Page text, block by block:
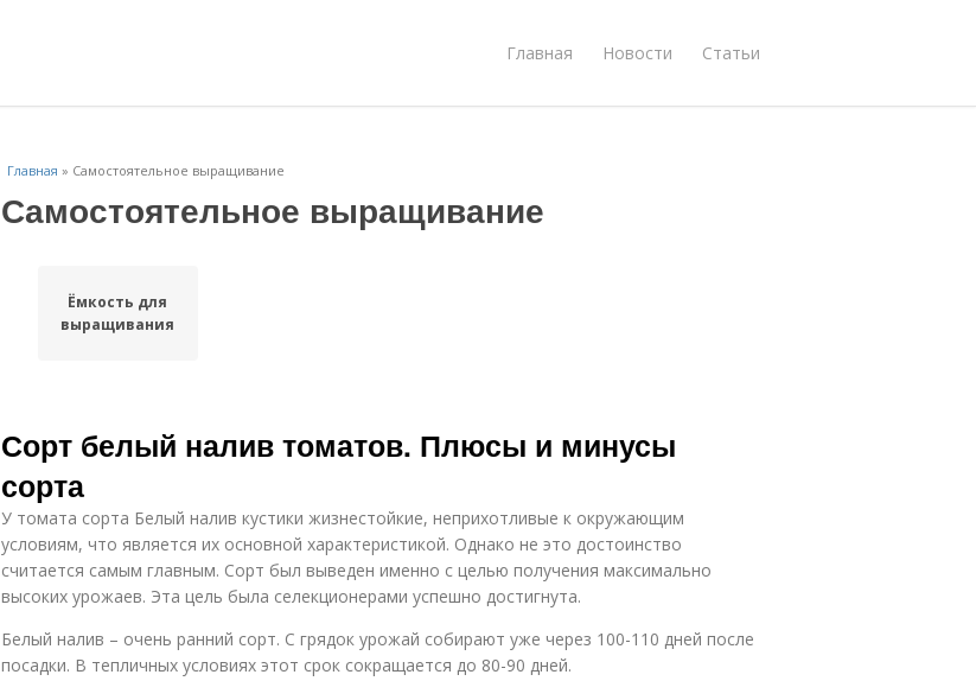
Главная Новости Статьи
Главная » Самостоятельное выращивание
Самостоятельное выращивание
Ёмкость для
выращивания
Сорт белый налив томатов. Плюсы и минусы
сорта
У томата сорта Белый налив кустики жизнестойкие, неприхотливые к окружающим
условиям, что является их основной характеристикой. Однако не это достоинство
считается самым главным. Сорт был выведен именно с целью получения максимально
высоких урожаев. Эта цель была селекционерами успешно достигнута.
Белый налив – очень ранний сорт. С грядок урожай собирают уже через 100-110 дней после
посадки. В тепличных условиях этот срок сокращается до 80-90 дней.